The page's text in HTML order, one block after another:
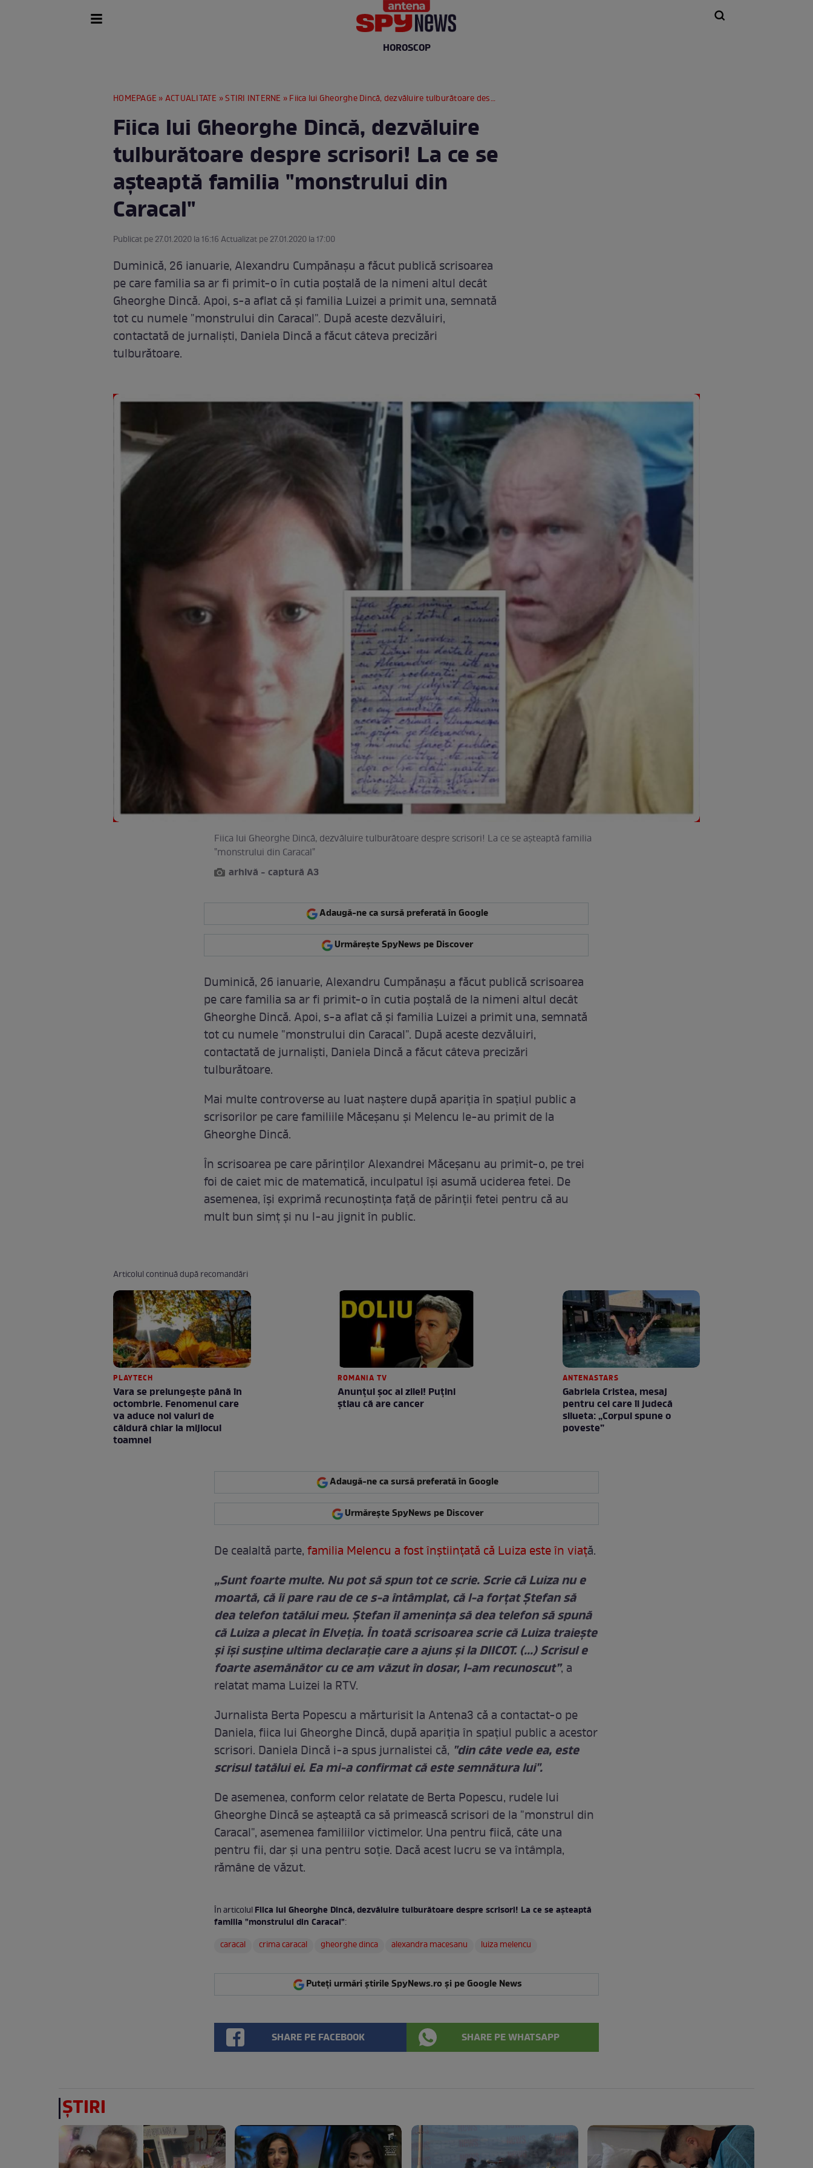
HOROSCOP
HOMEPAGE »ACTUALITATE »STIRI INTERNE » Fiica lui Gheorghe Dincă, dezvăluire tulburătoare despre scrisori! La ce se aşteaptă familia "monstrului din Caracal"
Fiica lui Gheorghe Dincă, dezvăluire
tulburătoare despre scrisori! La ce se
aşteaptă familia "monstrului din
Caracal"
Publicat pe 27.01.2020 la 16:16 Actualizat pe 27.01.2020 la 17:00
Duminică, 26 ianuarie, Alexandru Cumpănaşu a făcut publică scrisoarea
pe care familia sa ar fi primit-o în cutia poştală de la nimeni altul decât
Gheorghe Dincă. Apoi, s-a aflat că şi familia Luizei a primit una, semnată
tot cu numele "monstrului din Caracal". După aceste dezvăluiri,
contactată de jurnalişti, Daniela Dincă a făcut câteva precizări
tulburătoare.
Fiica lui Gheorghe Dincă, dezvăluire tulburătoare despre scrisori! La ce se aşteaptă familia
"monstrului din Caracal"
arhivă - captură A3
Adaugă-ne ca sursă preferată în Google
Urmărește SpyNews pe Discover
Duminică, 26 ianuarie, Alexandru Cumpănaşu a făcut publică scrisoarea
pe care familia sa ar fi primit-o în cutia poştală de la nimeni altul decât
Gheorghe Dincă. Apoi, s-a aflat că şi familia Luizei a primit una, semnată
tot cu numele "monstrului din Caracal". După aceste dezvăluiri,
contactată de jurnalişti, Daniela Dincă a făcut câteva precizări
tulburătoare.
Mai multe controverse au luat naştere după apariţia în spaţiul public a
scrisorilor pe care familiile Măceşanu şi Melencu le-au primit de la
Gheorghe Dincă.
În scrisoarea pe care părinților Alexandrei Măceșanu au primit-o, pe trei
foi de caiet mic de matematică, inculpatul își asumă uciderea fetei. De
asemenea, își exprimă recunoștința față de părinții fetei pentru că au
mult bun simț și nu l-au jignit în public.
Articolul continuă după recomandări
PLAYTECH
Vara se prelungeşte până în
octombrie. Fenomenul care
va aduce noi valuri de
căldură chiar la mijlocul
toamnei
ROMANIA TV
Anunţul şoc al zilei! Puţini
ştiau că are cancer
ANTENASTARS
Gabriela Cristea, mesaj
pentru cei care îi judecă
silueta: „Corpul spune o
poveste”
Adaugă-ne ca sursă preferată în Google
Urmărește SpyNews pe Discover
De cealaltă parte,familia Melencu a fost înştiinţată că Luiza este în viaţă.
„Sunt foarte multe. Nu pot să spun tot ce scrie. Scrie că Luiza nu e
moartă, că îi pare rau de ce s-a întâmplat, că l-a forțat Ștefan să
dea telefon tatălui meu. Ștefan îl amenința să dea telefon să spună
că Luiza a plecat în Elveția. În toată scrisoarea scrie că Luiza traiește
şi își susține ultima declarație care a ajuns şi la DIICOT. (...) Scrisul e
foarte asemănător cu ce am văzut în dosar, l-am recunoscut”, a
relatat mama Luizei la RTV.
Jurnalista Berta Popescu a mărturisit la Antena3 că a contactat-o pe
Daniela, fiica lui Gheorghe Dincă, după apariţia în spaţiul public a acestor
scrisori. Daniela Dincă i-a spus jurnalistei că, "din câte vede ea, este
scrisul tatălui ei. Ea mi-a confirmat că este semnătura lui".
De asemenea, conform celor relatate de Berta Popescu, rudele lui
Gheorghe Dincă se aşteaptă ca să primească scrisori de la "monstrul din
Caracal", asemenea familiilor victimelor. Una pentru fiică, câte una
pentru fii, dar şi una pentru soţie. Dacă acest lucru se va întâmpla,
rămâne de văzut.
În articolulFiica lui Gheorghe Dincă, dezvăluire tulburătoare despre scrisori! La ce se aşteaptă
familia "monstrului din Caracal":
caracal
crima caracal gheorghe dinca alexandra macesanu luiza melencu
Puteți urmări știrile SpyNews.ro și pe Google News
SHARE PE FACEBOOK SHARE PE WHATSAPP
ȘTIRI